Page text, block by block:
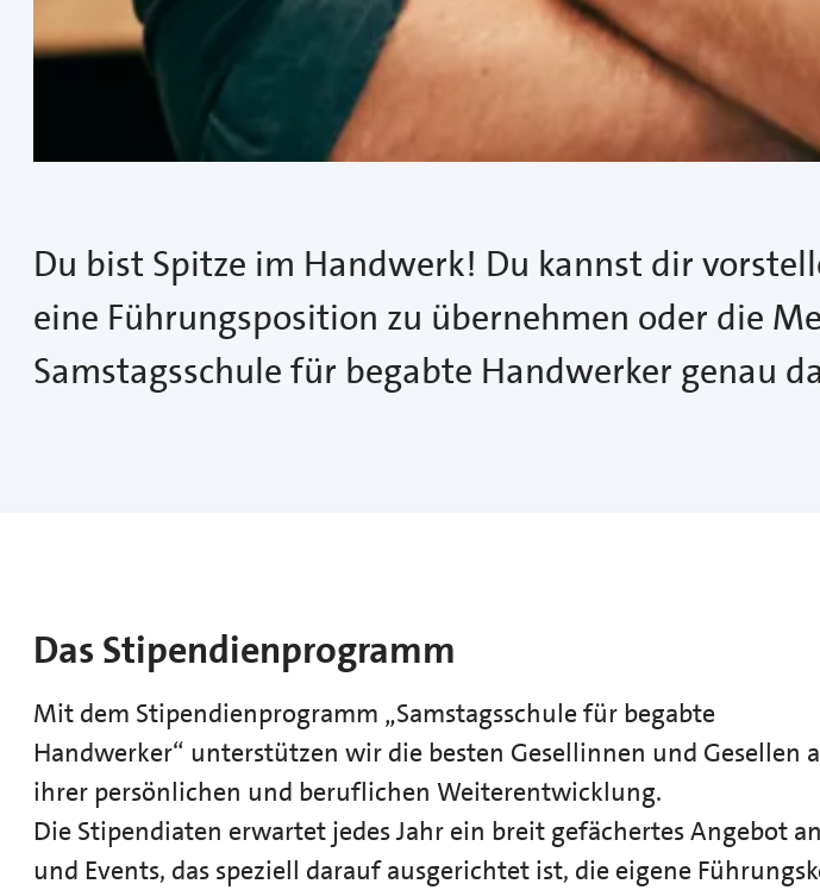
Du bist Spitze im Handwerk! Du kannst dir
eine Führungsposition zu übernehmen oder die
Samstagsschule für begabte Handwerker genau
Das Stipendienprogramm
Mit dem Stipendienprogramm „Samstagsschule für begabte
Handwerker“ unterstützen wir die besten Gesellinnen und Gesellen
ihrer persönlichen und beruflichen Weiterentwicklung.
Die Stipendiaten erwartet jedes Jahr ein breit gefächertes Angebot
und Events, das speziell darauf ausgerichtet ist, die eigene